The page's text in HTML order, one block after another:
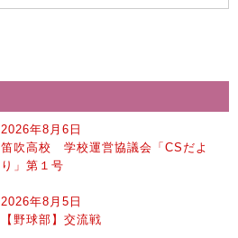
2026年8月6日
笛吹高校 学校運営協議会「CSだよ
り」第１号
2026年8月5日
【野球部】交流戦